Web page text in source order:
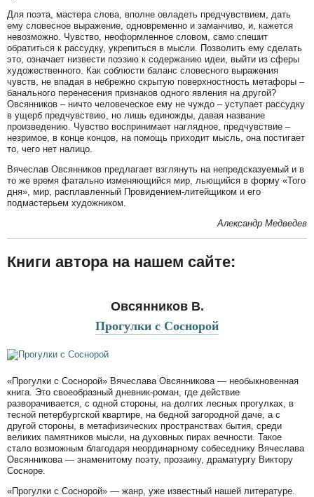
Для поэта, мастера слова, вполне овладеть предчувствием, дать
ему словесное выражение, одновременно и заманчиво, и, кажется
невозможно. Чувство, неоформленное словом, само спешит
обратиться к рассудку, укрепиться в мысли. Позволить ему сделать
это, означает низвести поэзию к содержанию идеи, выйти из сферы
художественного. Как соблюсти баланс словесного выражения
чувств, не впадая в небрежно скрытую поверхностность метафоры –
банального перенесения признаков одного явления на другой?
Овсянников – ничто человеческое ему не чуждо – уступает рассудку
в ущерб предчувствию, но лишь единожды, давая название
произведению. Чувство воспринимает наглядное, предчувствие –
незримое, в конце концов, на помощь приходит мысль, она постигает
то, чего нет налицо.
Вячеслав Овсянников предлагает взглянуть на непредсказуемый и в
то же время фатально изменяющийся мир, льющийся в форму «Того
дня», мир, расплавленный Провидением-литейщиком и его
подмастерьем художником.
Александр Медведев
Книги автора на нашем сайте:
Овсянников В.
Прогулки с Соснорой
«Прогулки с Соснорой» Вячеслава Овсянникова — необыкновенная
книга. Это своеобразный дневник-роман, где действие
разворачивается, с одной стороны, на долгих лесных прогулках, в
тесной петербургской квартире, на бедной загородной даче, а с
другой стороны, в метафизических пространствах бытия, среди
великих памятников мысли, на духовных пирах вечности. Такое
стало возможным благодаря неординарному собеседнику Вячеслава
Овсянникова — знаменитому поэту, прозаику, драматургу Виктору
Сосноре.
«Прогулки с Соснорой» — жанр, уже известный нашей литературе.